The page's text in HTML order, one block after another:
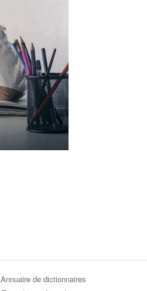
Annuaire de dictionnaires